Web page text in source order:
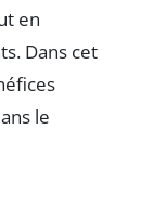
en
Dans cet
le